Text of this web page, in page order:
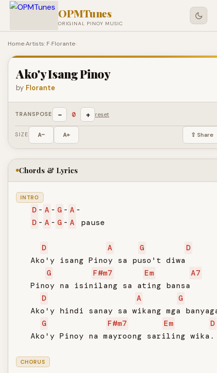
OPMTunes
ORIGINAL PINOY MUSIC
Home›Artists: F›Florante›
Ako'y Isang Pinoy
by Florante
TRANSPOSE − 0 + reset
SIZE A− A+ ⇪ Share
Chords & Lyrics
INTRO
D - A - G - A -
D - A - G - A pause
D A G
D
   Ako'y isang Pinoy sa puso't diwa
G
F#m7 Em
A7
   Pinoy na isinilang sa ating bansa
D
A
G
Ako'y hindi sanay sa wikang mga
G
F#m7 Em D
   Ako'y Pinoy na mayroong sariling wika.
CHORUS